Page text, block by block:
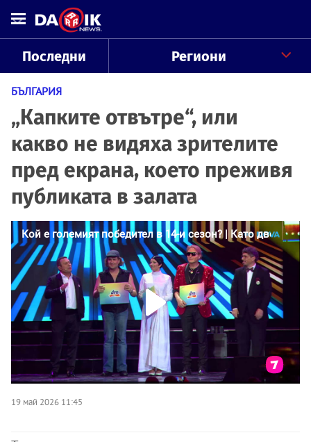
Последни Региони
БЪЛГАРИЯ
„Капките отвътре“, или
какво не видяха зрителите
пред екрана, което преживя
публиката в залата
19 май 2026 11:45